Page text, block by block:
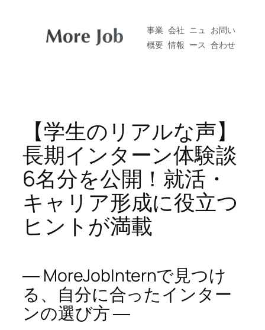
事業
概要
会社
情報
ニュ
ース
お問い
合わせ
【学生のリアルな声】
長期インターン体験談
6名分を公開！就活・
キャリア形成に役立つ
ヒントが満載
― MoreJobInternで見つけ
る、自分に合ったインター
ンの選び方 ―